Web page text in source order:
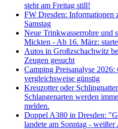
steht am Freitag still!
FW Dresden: Informationen
Samstag
Neue Trinkwasserrohre und
Mickten - Ab 16. März:
Autos in Großzschachwitz
Zeugen gesucht
Camping Preisanalyse
vergleichsweise günstig
Kreuzotter oder
Schlangenarten werden
melden.
Doppel A380 in Dresden:
landete am Sonntag -